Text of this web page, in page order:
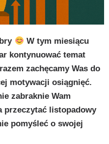
W tym miesiącu
kontynuować temat
zachęcamy Was do
motywacji osiągnięć.
zabraknie Wam
przeczytać listopadowy
pomyśleć o swojej